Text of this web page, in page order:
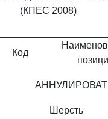
(КПЕС 2008)
Код
Шерсть